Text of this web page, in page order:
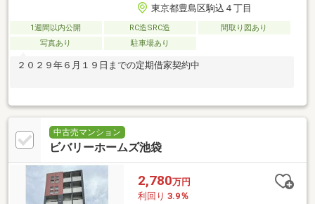
東京都豊島区駒込４丁目
1週間以内公開 RC造SRC造
間取り図あり
写真あり
駐車場あり
２０２９年６月１９日までの定期借家契約中
中古売マンション
ビバリーホームズ池袋
2,780万円
利回り 3.9％